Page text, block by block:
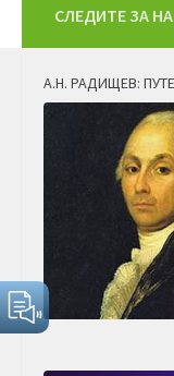
СЛЕДИТЕ ЗА
А.Н. РАДИЩЕВ: